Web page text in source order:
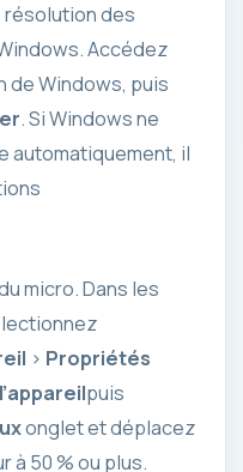
résolution des
Accédez
de Windows, puis
. Si Windows ne
automatiquement, il
micro. Dans les
> Propriétés
puis
onglet et déplacez
à 50 % ou plus.